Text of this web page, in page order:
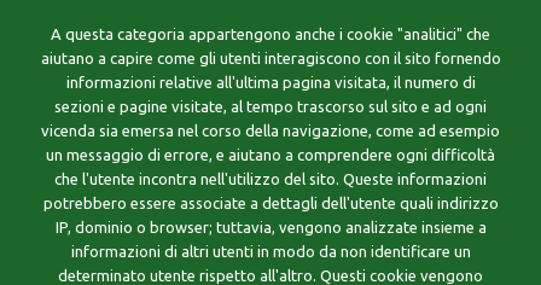
A questa categoria appartengono anche i cookie "analitici" che
aiutano a capire come gli utenti interagiscono con il sito fornendo
informazioni relative all'ultima pagina visitata, il numero di
sezioni e pagine visitate, al tempo trascorso sul sito e ad ogni
vicenda sia emersa nel corso della navigazione, come ad esempio
un messaggio di errore, e aiutano a comprendere ogni difficoltà
che l'utente incontra nell'utilizzo del sito. Queste informazioni
potrebbero essere associate a dettagli dell'utente quali indirizzo
IP, dominio o browser; tuttavia, vengono analizzate insieme a
informazioni di altri utenti in modo da non identificare un
determinato utente rispetto all'altro. Questi cookie vengono